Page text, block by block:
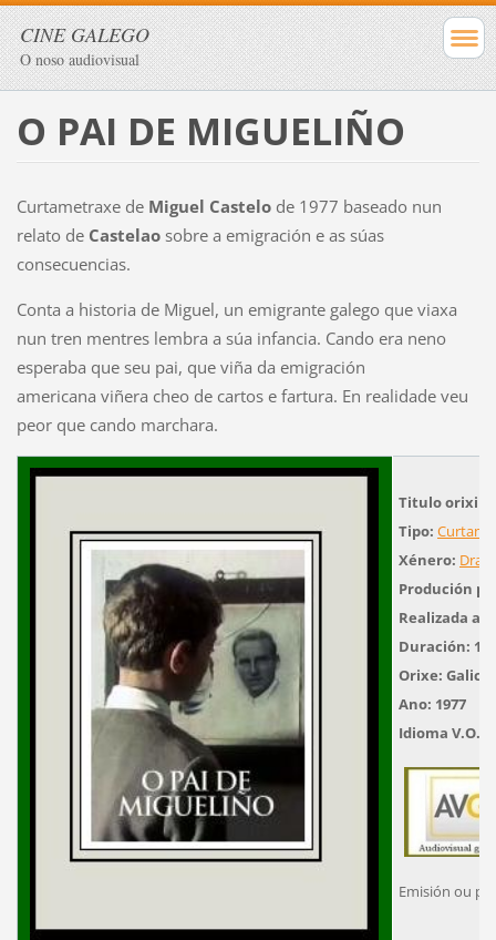
CINE GALEGO
O noso audiovisual
O PAI DE MIGUELIÑO
Curtametraxe deMiguel Castelo de 1977 baseado nun
relato de Castelaosobre a emigración e as súas
consecuencias.
Conta a historia de Miguel, un emigrante galego que viaxa
nun tren mentres lembra a súa infancia. Cando era neno
esperaba que seu pai, que viña da emigración
americana viñera cheo de cartos e fartura. En realidade veu
peor que cando marchara.
Titulo
Tipo:
Xénero:
Produción
Realizada a
Duración: 11'
Orixe: Galicia
Ano: 1977
Idioma V.O.:
Emisión ou